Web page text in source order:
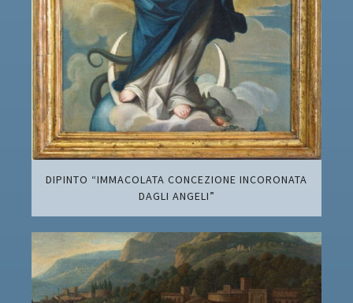
DIPINTO “IMMACOLATA CONCEZIONE INCORONATA
DAGLI ANGELI”